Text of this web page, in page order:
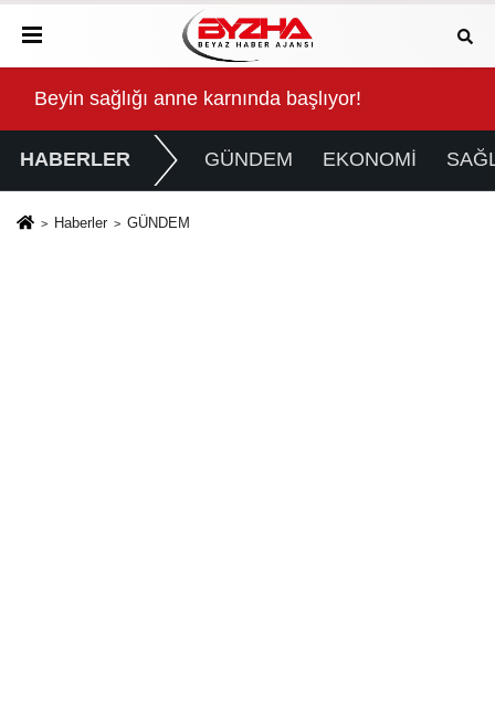
Yolculuk” Yaptı
Beyin sağlığı anne karnında başlıyor!
HABERLER GÜNDEM EKONOMİ
Haberler GÜNDEM